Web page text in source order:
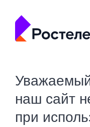
наш сайт
при